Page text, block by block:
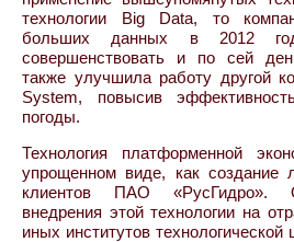
технологии Big Data, то
больших данных в 2012
совершенствовать и по сей
также улучшила работу другой
System, повысив
погоды.
Технология платформенной
упрощенном виде, как создание
клиентов ПАО «РусГидро».
внедрения этой технологии на
иных институтов